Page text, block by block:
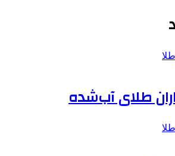
طلای آب‌شده